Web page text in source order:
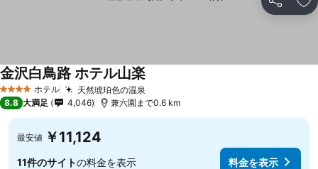
シェア お
4 ホテルのランク
ホテル 天然琥珀色の温泉料金を表示
金沢白鳥路 ホテル山楽料金を表示
8.8 大満足 4,046 兼六園まで0.6 km
最安値 ￥11,124
11件のサイトの料金を表示 料金を表示